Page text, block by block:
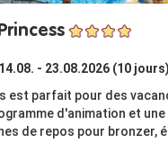
14.08. - 23.08.2026 (10 jours)
est parfait pour des
d'animation et une
de repos pour bronzer,